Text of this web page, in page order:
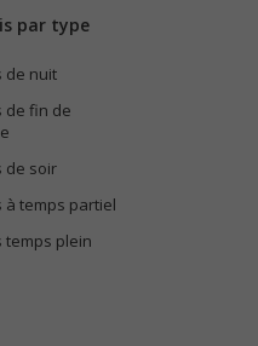
par type
de nuit
de fin de
de soir
à temps partiel
temps plein